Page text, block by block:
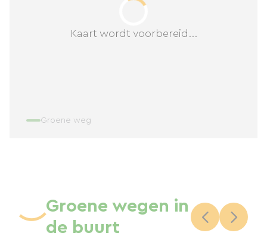
Kaart wordt voorbereid...
Groene weg
Groene wegen in
de buurt